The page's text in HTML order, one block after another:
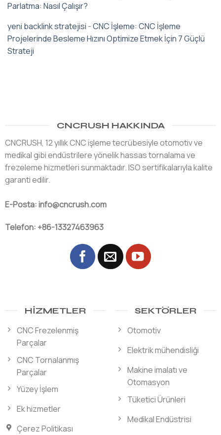
Parlatma: Nasıl Çalışır?
yeni backlink stratejisi -CNC İşleme: CNC İşleme
Projelerinde Besleme Hızını Optimize Etmek İçin 7 Güçlü
Strateji
CNCRUSH HAKKINDA
CNCRUSH, 12 yıllık CNC işleme tecrübesiyle otomotiv ve
medikal gibi endüstrilere yönelik hassas tornalama ve
frezeleme hizmetleri sunmaktadır. ISO sertifikalarıyla kalite
garanti edilir.
E-Posta: info@cncrush.com
Telefon: +86-13327463963
HIZMETLER
CNC Frezelenmiş
Parçalar
CNC Tornalanmış
Parçalar
Yüzey İşlem
Ek hizmetler
Çerez Politikası
SEKTÖRLER
Otomotiv
Elektrik mühendisliği
Makine imalatı ve
Otomasyon
Tüketici Ürünleri
Medikal Endüstrisi